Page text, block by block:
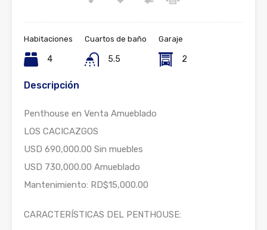
Habitaciones
4
Cuartos de baño
5.5
Garaje
2
Descripción
Penthouse en Venta Amueblado
LOS CACICAZGOS
USD 690,000.00 Sin muebles
USD 730,000.00 Amueblado
Mantenimiento: RD$15,000.00
CARACTERÍSTICAS DEL PENTHOUSE: